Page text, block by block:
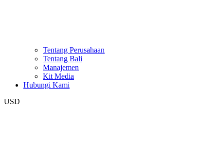
Tentang Perusahaan
Tentang Bali
Manajemen
Kit Media
Hubungi Kami
USD